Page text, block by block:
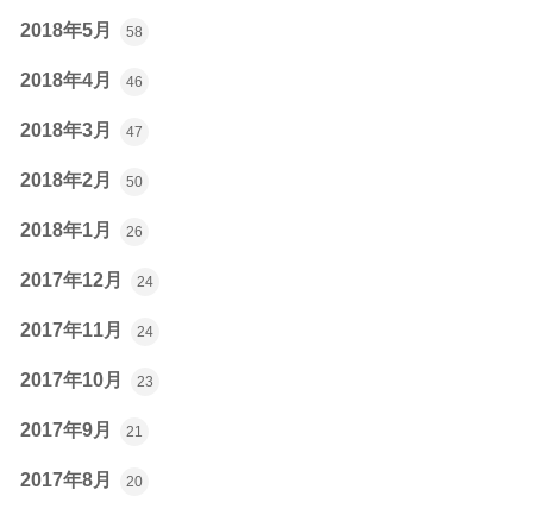
2018年5月 58
2018年4月 46
2018年3月 47
2018年2月 50
2018年1月 26
2017年12月 24
2017年11月 24
2017年10月 23
2017年9月 21
2017年8月 20